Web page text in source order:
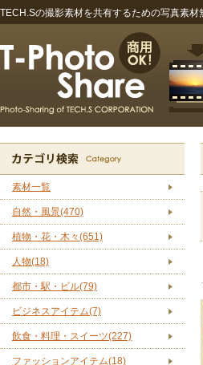
TECH.Sの撮影素材を共有するための写真素
素材一覧
自然・風景(470)
植物・花・木々(651)
人物(18)
都市・駅・ビル(79)
ビジネスアイテム(7)
飲食・料理・スイーツ(227)
ファッションアイテム(18)